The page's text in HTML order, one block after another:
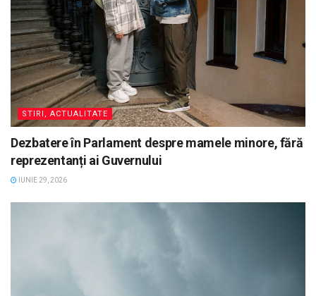
STIRI, ACTUALITATE
Dezbatere în Parlament despre mamele minore, fără
reprezentanți ai Guvernului
IUNIE 29, 2026